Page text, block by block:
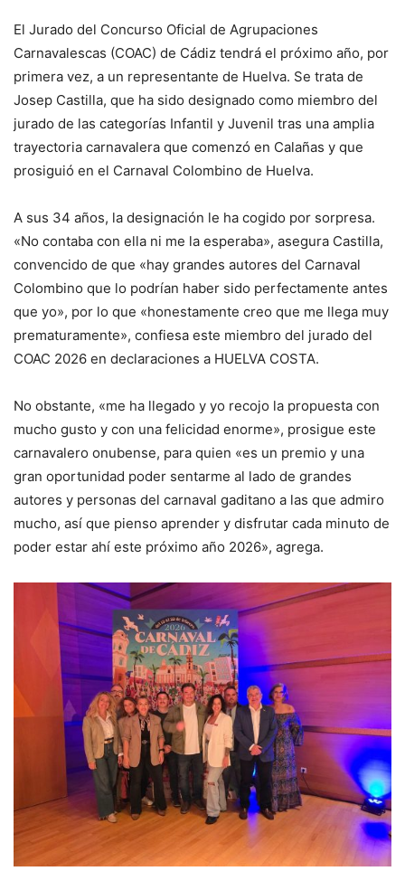
El Jurado del Concurso Oficial de Agrupaciones
Carnavalescas (COAC) de Cádiz tendrá el próximo año, por
primera vez, a un representante de Huelva. Se trata de
Josep Castilla, que ha sido designado como miembro del
jurado de las categorías Infantil y Juvenil tras una amplia
trayectoria carnavalera que comenzó en Calañas y que
prosiguió en el Carnaval Colombino de Huelva.
A sus 34 años, la designación le ha cogido por sorpresa.
«No contaba con ella ni me la esperaba», asegura Castilla,
convencido de que «hay grandes autores del Carnaval
Colombino que lo podrían haber sido perfectamente antes
que yo», por lo que «honestamente creo que me llega muy
prematuramente», confiesa este miembro del jurado del
COAC 2026 en declaraciones a HUELVA COSTA.
No obstante, «me ha llegado y yo recojo la propuesta con
mucho gusto y con una felicidad enorme», prosigue este
carnavalero onubense, para quien «es un premio y una
gran oportunidad poder sentarme al lado de grandes
autores y personas del carnaval gaditano a las que admiro
mucho, así que pienso aprender y disfrutar cada minuto de
poder estar ahí este próximo año 2026», agrega.